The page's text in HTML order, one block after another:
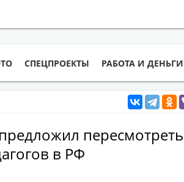
СПЕЦПРОЕКТЫ РАБОТА И ДЕНЬГИ
пересмотреть
в РФ